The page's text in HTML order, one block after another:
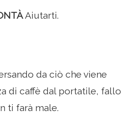
Aiutarti.
da ciò che viene
di caffè dal portatile, fallo
ti farà male.